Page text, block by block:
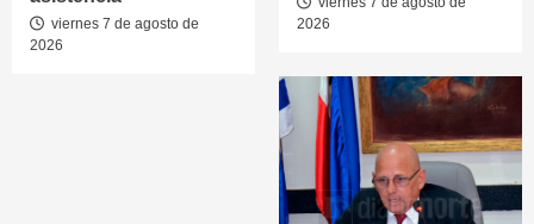
viernes 7 de agosto de
2026
2026